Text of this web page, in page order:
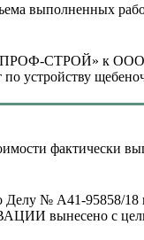
СТРОЙ» к
устройству
г. по Делу № А41-
с целью